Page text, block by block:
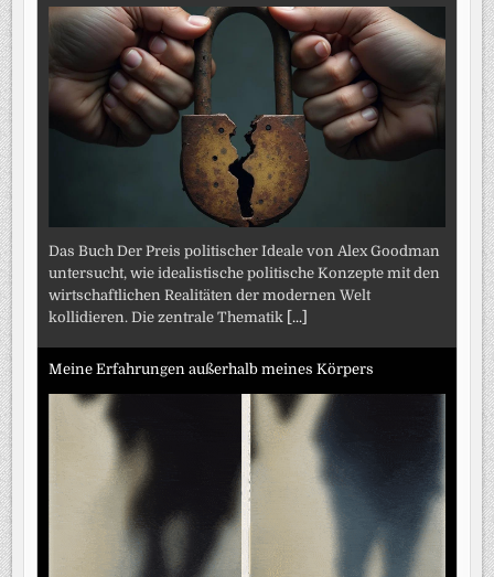
Das Buch Der Preis politischer Ideale von Alex Goodman
untersucht, wie idealistische politische Konzepte mit den
wirtschaftlichen Realitäten der modernen Welt
kollidieren. Die zentrale Thematik [...]
Meine Erfahrungen außerhalb meines Körpers